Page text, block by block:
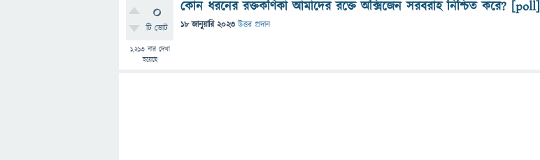
0
টি ভোট
1,213বার দেখা
হয়েছে
কোন ধরনের রক্তকণিকা আমাদের রক্তে অক্সিজেন সরবরাহ নিশ্চিত করে? [poll]
18 জানুয়ারি 2023 উত্তর প্রদান